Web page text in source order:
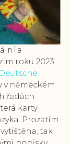
a
roku 2023
v německém
řadách
karty
Prozatím
tak